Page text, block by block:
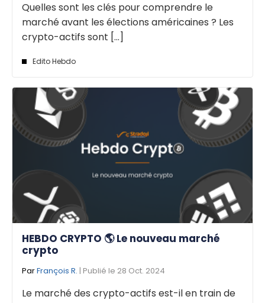
Quelles sont les clés pour comprendre le
marché avant les élections américaines ? Les
crypto-actifs sont [...]
Edito Hebdo
HEBDO CRYPTO 🌎 Le nouveau marché
crypto
ParFrançois R. | Publié le 28 Oct. 2024
Le marché des crypto-actifs est-il en train de